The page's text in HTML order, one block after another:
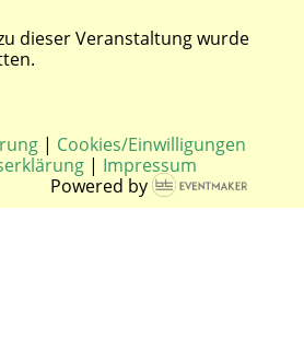
dieser Veranstaltung wurde
| Cookies/Einwilligungen
| Impressum
Powered by